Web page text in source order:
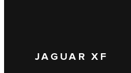
JAGUAR XF